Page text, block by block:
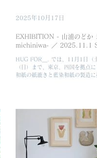
EXHIBITION - 山浦のどか 未知庭 -
michiniwa- ／ 2025.11.1
HUG FOR＿. では、11月1日（
（日）まで、東京、四国を拠点
和紙の紙漉きと藍染和紙の製造
現いたします。また会期中は、
要建築物である旧加賀邸を再生
二会場としています。空間から
て制作した新作をご覧いただく
築空間と共に作品をお楽しみに
す。 Artist Statement 昨日まで
2025年10月17日